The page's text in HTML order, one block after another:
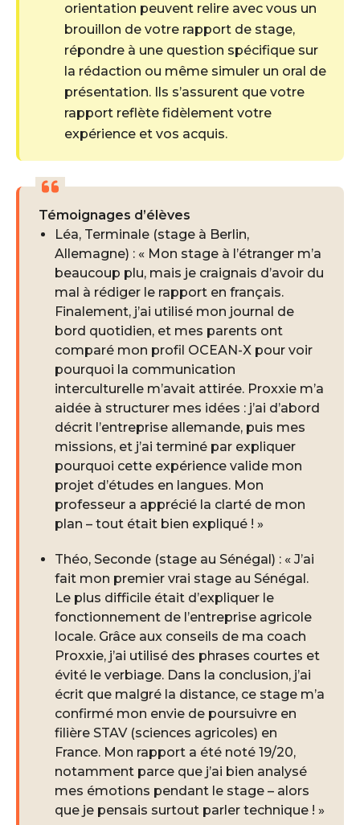
orientation peuvent relire avec vous un
brouillon de votre rapport de stage,
répondre à une question spécifique sur
la rédaction ou même simuler un oral de
présentation. Ils s’assurent que votre
rapport reflète fidèlement votre
expérience et vos acquis.
Témoignages d’élèves
Léa, Terminale (stage à Berlin,
Allemagne) : « Mon stage à l’étranger m’a
beaucoup plu, mais je craignais d’avoir du
mal à rédiger le rapport en français.
Finalement, j’ai utilisé mon journal de
bord quotidien, et mes parents ont
comparé mon profil OCEAN-X pour voir
pourquoi la communication
interculturelle m’avait attirée. Proxxie m’a
aidée à structurer mes idées : j’ai d’abord
décrit l’entreprise allemande, puis mes
missions, et j’ai terminé par expliquer
pourquoi cette expérience valide mon
projet d’études en langues. Mon
professeur a apprécié la clarté de mon
plan – tout était bien expliqué ! »
Théo, Seconde (stage au Sénégal) : « J’ai
fait mon premier vrai stage au Sénégal.
Le plus difficile était d’expliquer le
fonctionnement de l’entreprise agricole
locale. Grâce aux conseils de ma coach
Proxxie, j’ai utilisé des phrases courtes et
évité le verbiage. Dans la conclusion, j’ai
écrit que malgré la distance, ce stage m’a
confirmé mon envie de poursuivre en
filière STAV (sciences agricoles) en
France. Mon rapport a été noté 19/20,
notamment parce que j’ai bien analysé
mes émotions pendant le stage – alors
que je pensais surtout parler technique ! »